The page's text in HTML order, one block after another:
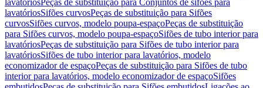
lavatóriosPeças de substituição para Conjuntos de sifões para
lavatóriosSifões curvosPeças de substituição para Sifões
curvosSifões curvos, modelo poupa-espaçoPeças de substituição
para Sifões curvos, modelo poupa-espaçoSifões de tubo interior para
lavatóriosPeças de substituição para Sifões de tubo interior para
lavatóriosSifões de tubo interior para lavatórios, modelo
economizador de espaçoPeças de substituição para Sifões de tubo
interior para lavatórios, modelo economizador de espaçoSifões